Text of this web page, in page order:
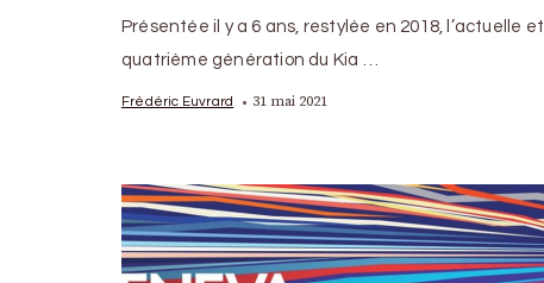
Présentée il y a 6 ans, restylée en 2018, l’actuelle et
quatrième génération du Kia …
Frédéric Euvrard 31 mai 2021